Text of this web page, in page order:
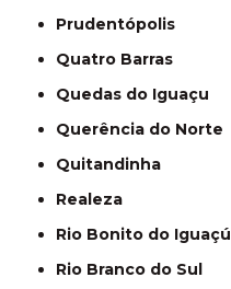
Prudentópolis
Quatro Barras
Quedas do Iguaçu
Querência do Norte
Quitandinha
Realeza
Rio Bonito do Iguaçú
Rio Branco do Sul